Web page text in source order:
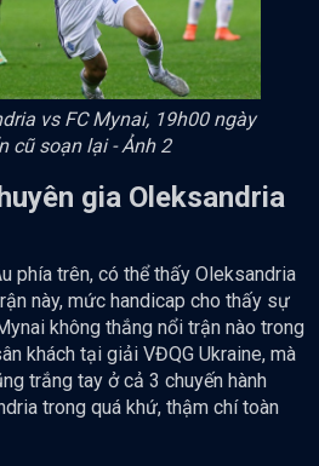
vs FC Mynai, 19h00 ngày
cũ soạn lại - Ảnh 2
gia Oleksandria
phía trên, có thể thấy Oleksandria
này, mức handicap cho thấy sự
không thắng nổi trận nào trong
khách tại giải VĐQG Ukraine, mà
trắng tay ở cả 3 chuyến hành
trong quá khứ, thậm chí toàn